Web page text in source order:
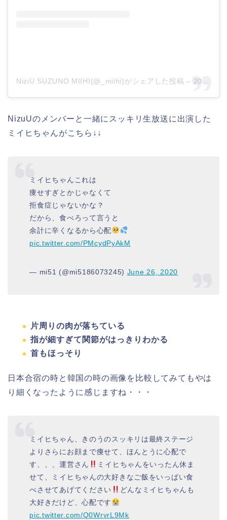
NiziU SUZUNO MIIHI(@_miihi)がシェアした投稿 – 2020年 7月月3日午前3時00分PDT
NizuUのメンバーと一緒にスッキリ生放送に出演した
ミイヒちゃんがこちら↓↓
ミイヒちゃんこれは
痩せすぎとかじゃなくて
拒食症じゃないかな？
だから、食べろって言うと
余計に辛くなるから心配
pic.twitter.com/PMcydPyAkM
— mi51 (@mi5186073245) June 26, 2020
片周りの肉が落ちている
指が細すぎて関節がはっきりわかる
首もほっそり
日本合宿の時と韓国の時の画像を比較してみてもやは
り細くなったように感じますね・・・
ミイヒちゃん、きのうのスッキリは最終ステージ
よりさらにお顔まで痩せて、ほんとうに心配で
す、、、運営さん
ミイヒちゃんをいったん休ま
せて、ミイヒちゃんの大好きなご飯をいっぱい食
べさせてあげてください
どんなミイヒちゃんも
大好きだけど、心配です
pic.twitter.com/Q0WrvrL9Mk